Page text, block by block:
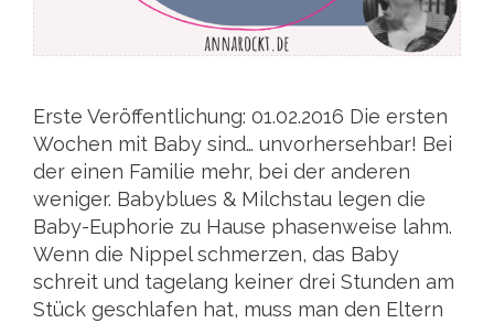
Erste Veröffentlichung: 01.02.2016 Die ersten
Wochen mit Baby sind… unvorhersehbar! Bei
der einen Familie mehr, bei der anderen
weniger. Babyblues & Milchstau legen die
Baby-Euphorie zu Hause phasenweise lahm.
Wenn die Nippel schmerzen, das Baby
schreit und tagelang keiner drei Stunden am
Stück geschlafen hat, muss man den Eltern